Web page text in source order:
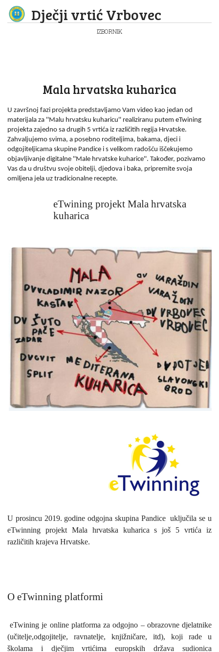
Dječji vrtić Vrbovec
IZBORNIK
Mala hrvatska kuharica
U završnoj fazi projekta predstavljamo Vam video kao jedan od
materijala za ''Malu hrvatsku kuharicu'' realiziranu putem eTwining
projekta zajedno sa drugih 5 vrtića iz različitih regija Hrvatske.
Zahvaljujemo svima, a posebno roditeljima, bakama, djeci i
odgojiteljicama skupine Pandice i s velikom radošću iščekujemo
objavljivanje digitalne ''Male hrvatske kuharice''. Također, pozivamo
Vas da u društvu svoje obitelji, djedova i baka, pripremite svoja
omiljena jela uz tradicionalne recepte.
eTwining projekt Mala hrvatska
kuharica
U prosincu 2019. godine odgojna skupina Pandice uključila se u
eTwinning projekt Mala hrvatska kuharicas još 5 vrtića iz
različitih krajeva Hrvatske.
O eTwinning platformi
eTwining je online platformaza odgojno – obrazovne djelatnike
(učitelje,odgojitelje, ravnatelje, knjižničare, itd), koji rade u
školama i dječjim vrtićima europskih država sudionica